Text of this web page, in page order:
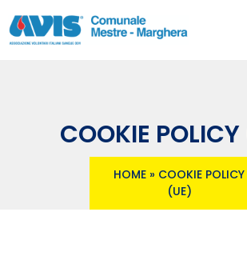
COOKIE
HOME » COOKIE POLICY
(UE)